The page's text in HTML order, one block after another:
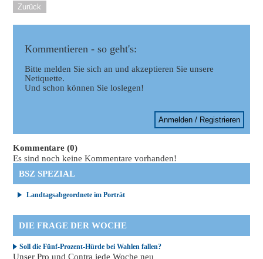
Zurück
Kommentieren - so geht's:
Bitte melden Sie sich an und akzeptieren Sie unsere
Netiquette.
Und schon können Sie loslegen!
Anmelden / Registrieren
Kommentare (0)
Es sind noch keine Kommentare vorhanden!
BSZ SPEZIAL
Landtagsabgeordnete im Porträt
DIE FRAGE DER WOCHE
Soll die Fünf-Prozent-Hürde bei Wahlen fallen?
Unser Pro und Contra jede Woche neu